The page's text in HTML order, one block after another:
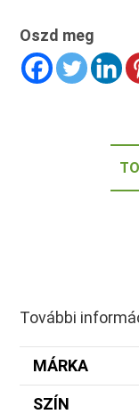
Oszd meg
További
MÁRKA
SZÍN